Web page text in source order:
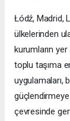
Łódź, Madrid,
ülkelerinden
kurumların
toplu taşıma
uygulamaları,
güçlendirmeye
çevresinde